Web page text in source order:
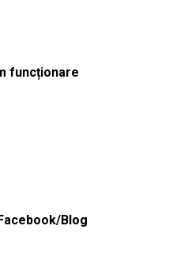
funcționare
Blog